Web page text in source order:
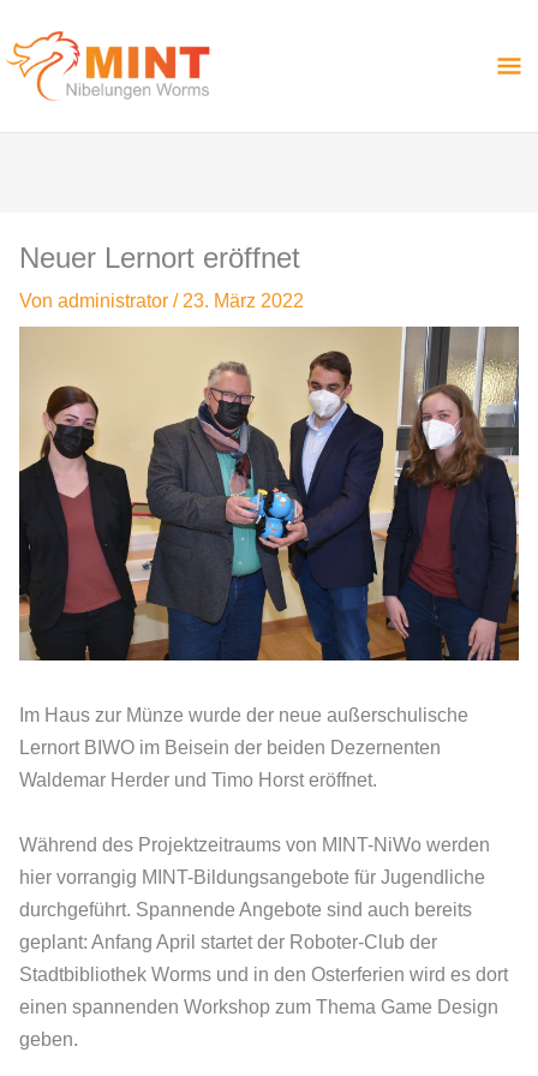
Inhalt
springen
Neuer Lernort eröffnet
Vonadministrator/ 23. März 2022
Im Haus zur Münze wurde der neue außerschulische
Lernort BIWO im Beisein der beiden Dezernenten
Waldemar Herder und Timo Horst eröffnet.
Während des Projektzeitraums von MINT-NiWo werden
hier vorrangig MINT-Bildungsangebote für Jugendliche
durchgeführt. Spannende Angebote sind auch bereits
geplant: Anfang April startet der Roboter-Club der
Stadtbibliothek Worms und in den Osterferien wird es dort
einen spannenden Workshop zum Thema Game Design
geben.